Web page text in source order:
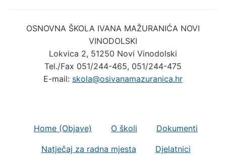
OSNOVNA ŠKOLA IVANA MAŽURANIĆA NOVI
VINODOLSKI
Lokvica 2, 51250 Novi Vinodolski
Tel./Fax 051/244-465, 051/244-475
E-mail: skola@osivanamazuranica.hr
Home (Objave) O školi Dokumenti
Natječaj za radna mjesta Djelatnici